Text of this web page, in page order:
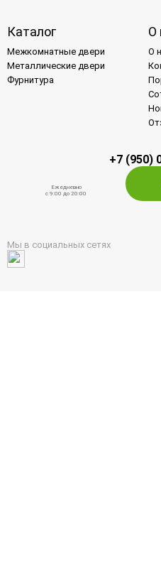
Каталог
Межкомнатные двери
Металлические двери
Фурнитура
О
О
+7 (950)
Ежедневно
c 9:00 до 20:00
Мы в социальных сетях